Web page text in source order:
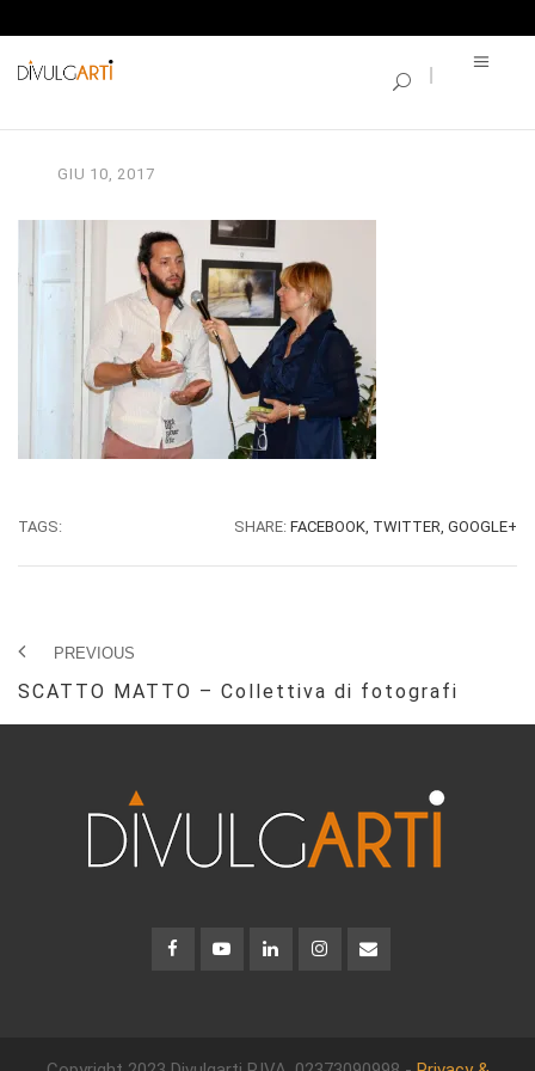
GIU 10, 2017
TAGS: SHARE: FACEBOOK, TWITTER, GOOGLE+
PREVIOUS
SCATTO MATTO – Collettiva di fotografi